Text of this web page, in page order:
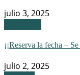
julio 3, 2025
¡¡Reserva la fecha –
julio 2, 2025